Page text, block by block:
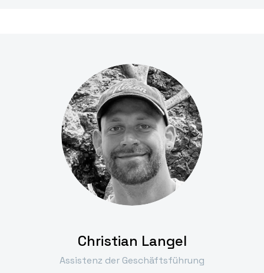
Christian Langel
Assistenz der Geschäftsführung